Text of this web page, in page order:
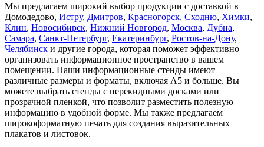
Мы предлагаем широкий выбор продукции с доставкой в
Домодедово, Истру, Дмитров, Красногорск, Сходню, Химки,
Клин, Новосибирск, Нижний Новгород, Москва, Дубна,
Самара, Санкт-Петербург, Екатеринбург, Ростов-на-Дону,
Челябинск и другие города, которая поможет эффективно
организовать информационное пространство в вашем
помещении. Наши информационные стенды имеют
различные размеры и форматы, включая А5 и больше. Вы
можете выбрать стенды с перекидными досками или
прозрачной пленкой, что позволит разместить полезную
информацию в удобной форме. Мы также предлагаем
широкоформатную печать для создания выразительных
плакатов и листовок.